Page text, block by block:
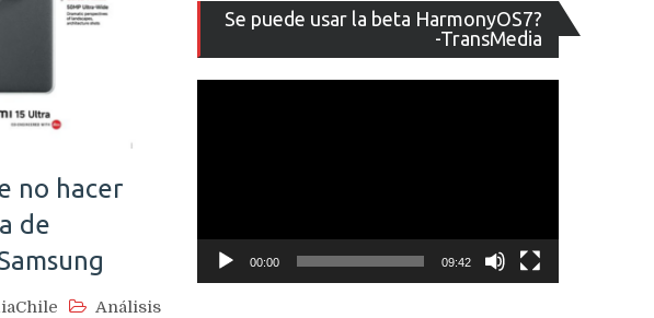
no hacer
de
Análisis
Se puede usar la beta HarmonyOS7?
-TransMedia
de
vídeo
00:00 09:42